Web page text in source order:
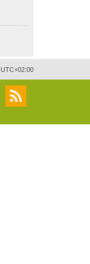
UTC+02:00